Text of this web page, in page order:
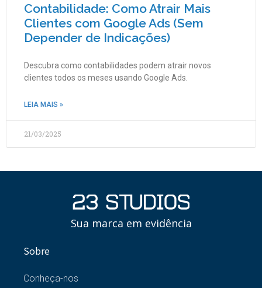
Contabilidade: Como Atrair Mais
Clientes com Google Ads (Sem
Depender de Indicações)
Descubra como contabilidades podem atrair novos
clientes todos os meses usando Google Ads.
LEIA MAIS »
21/03/2025
Sua marca em evidência
Sobre
Conheça-nos